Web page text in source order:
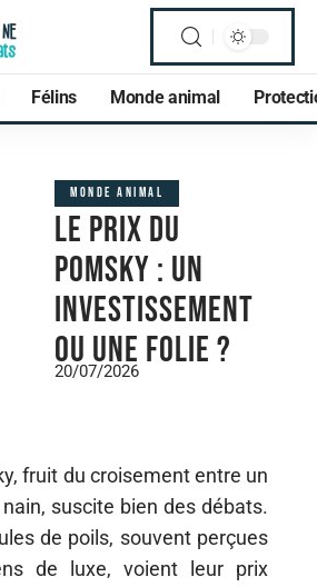
Félins Monde animal
MONDE ANIMAL
Le prix du
Pomsky : un
investissement
ou une folie ?
20/07/2026
fruit du croisement entre un
suscite bien des débats.
de poils, souvent perçues
de luxe, voient leur prix